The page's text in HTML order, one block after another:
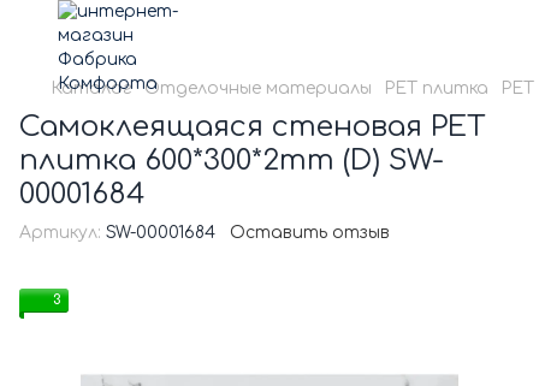
Каталог Отделочные материалы PЕT плитка
Самоклеящаяся стеновая PET
плитка 600*300*2mm (D) SW-
00001684
Артикул: SW-00001684 Оставить отзыв
3